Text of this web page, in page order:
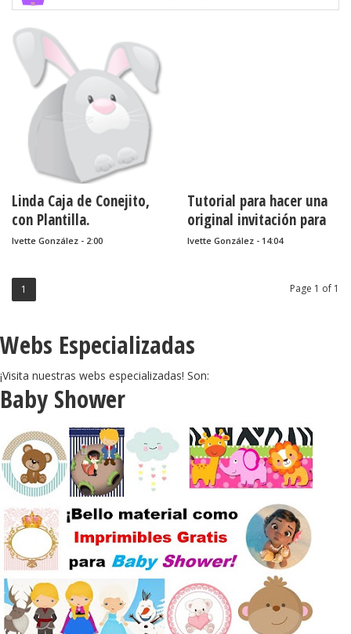
Linda Caja de Conejito,
con Plantilla.
Ivette González - 2:00
Tutorial para hacer una
original invitación para
fiesta de Alicia.
Ivette González - 14:04
Page 1 of 1
1
Webs Especializadas
¡Visita nuestras webs especializadas! Son:
Baby Shower